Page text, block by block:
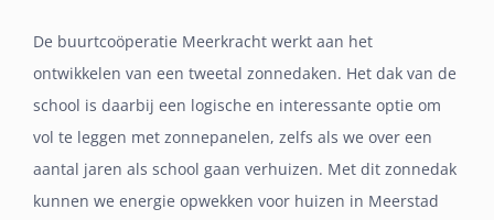
De buurtcoöperatie Meerkracht werkt aan het
ontwikkelen van een tweetal zonnedaken. Het dak van de
school is daarbij een logische en interessante optie om
vol te leggen met zonnepanelen, zelfs als we over een
aantal jaren als school gaan verhuizen. Met dit zonnedak
kunnen we energie opwekken voor huizen in Meerstad